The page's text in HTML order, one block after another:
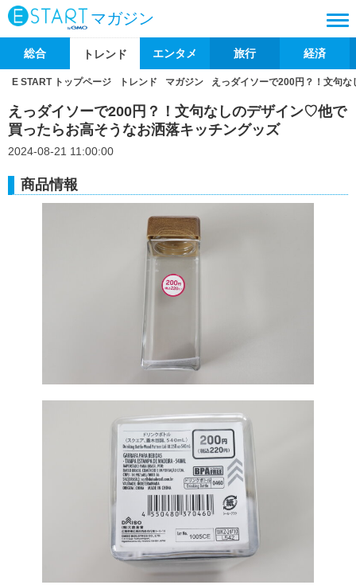
マガジン
総合 トレンド エンタメ 旅行 経済
E START トップページ トレンド マガジン えっダイソーで200円？！文句
えっダイソーで200円？！文句なしのデザイン♡他で
買ったらお高そうなお洒落キッチングッズ
2024-08-21 11:00:00
商品情報